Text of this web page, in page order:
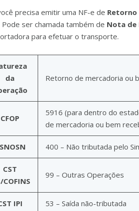
precisa emitir uma NF-e de
Pode ser chamada também de Nota de
para efetuar o transporte.
da
Retorno de mercadoria ou
CFOP
5916 (para dentro do
de mercadoria ou bem
400 – Não tributada pelo
CST
COFINS
99 – Outras Operações
IPI 53 – Saída não-tributada